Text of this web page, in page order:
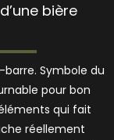
bière
Symbole du
pour bon
qui fait
réellement